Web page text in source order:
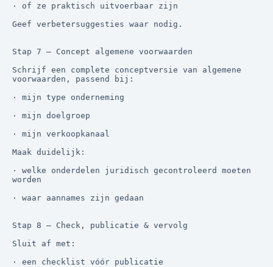
· of ze praktisch uitvoerbaar zijn
Geef verbetersuggesties waar nodig.
Stap 7 — Concept algemene voorwaarden
Schrijf een complete conceptversie van algemene
voorwaarden, passend bij:
· mijn type onderneming
· mijn doelgroep
· mijn verkoopkanaal
Maak duidelijk:
· welke onderdelen juridisch gecontroleerd moeten
worden
· waar aannames zijn gedaan
Stap 8 — Check, publicatie & vervolg
Sluit af met:
· een checklist vóór publicatie